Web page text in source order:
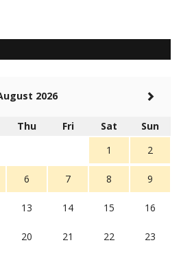
2026
Thu Fri Sat
Sun
1
2
6 7 8 9
13 14 15 16
20 21 22 23